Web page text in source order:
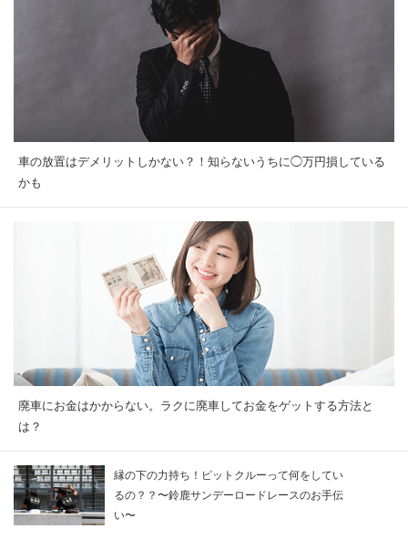
車の放置はデメリットしかない？！知らないうちに◯万円損している
かも
廃車にお金はかからない。ラクに廃車してお金をゲットする方法と
は？
縁の下の力持ち！ピットクルーって何をしてい
るの？？〜鈴鹿サンデーロードレースのお手伝
い〜